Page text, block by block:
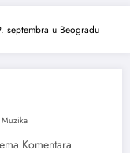
septembra u Beogradu